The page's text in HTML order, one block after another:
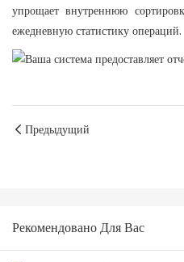
упрощает внутреннюю
ежедневную статистику операций.
Предыдущий
Рекомендовано Для Вас